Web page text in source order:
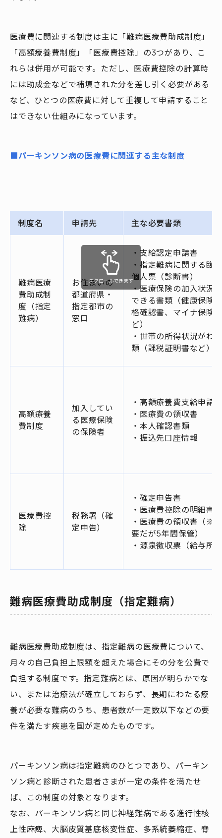
医療費に関連する制度は主に「難病医療費助成制度」
「高額療養費制度」「医療費控除」の3つがあり、こ
れらは併用が可能です。ただし、医療費控除の計算時
には助成金などで補填された分を差し引く必要がある
など、ひとつの医療費に対して重複して申請すること
はできない仕組みになっています。
■パーキンソン病の医療費に関連する主な制度
制度名 申請先 主な必要書類
難病医療
費助成制
度（指定
難病）
お住まいの
都道府県・
指定都市の
窓口
・支給認定申請書
・指定難病に関する臨
個人票（診断書）
・医療保険の加入状況
できる書類（健康保険
格確認書、マイナ保険
ど）
・世帯の所得状況がわ
類（課税証明書など）
高額療養
費制度
加入してい
る医療保険
の保険者
・高額療養費支給申請
・医療費の領収書
・本人確認書類
・振込先口座情報
医療費控
除
税務署（確
定申告）
・確定申告書
・医療費控除の明細書
・医療費の領収書（※
要だが5年間保管）
・源泉徴収票（給与所
スクロールできます
難病医療費助成制度（指定難病）
難病医療費助成制度は、指定難病の医療費について、
月々の自己負担上限額を超えた場合にその分を公費で
負担する制度です。指定難病とは、原因が明らかでな
い、または治療法が確立しておらず、長期にわたる療
養が必要な難病のうち、患者数が一定数以下などの要
件を満たす疾患を国が定めたものです。
パーキンソン病は指定難病のひとつであり、パーキン
ソン病と診断された患者さまが一定の条件を満たせ
ば、この制度の対象となります。
なお、パーキンソン病と同じ神経難病である進行性核
上性麻痺、大脳皮質基底核変性症、多系統萎縮症、脊